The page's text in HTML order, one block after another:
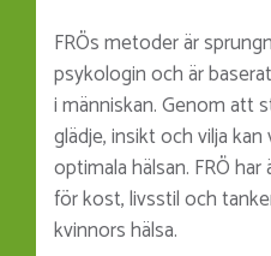
FRÖs metoder är
psykologin och är
i människan. Genom att
glädje, insikt och vilja
optimala hälsan. FRÖ
för kost, livsstil och
kvinnors hälsa.